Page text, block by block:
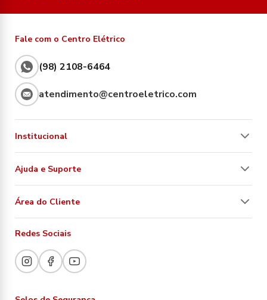
Fale com o Centro Elétrico
(98) 2108-6464
atendimento@centroeletrico.com
Institucional
Ajuda e Suporte
Área do Cliente
Redes Sociais